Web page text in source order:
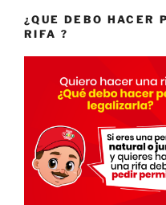
¿QUE DEBO HACER
RIFA ?